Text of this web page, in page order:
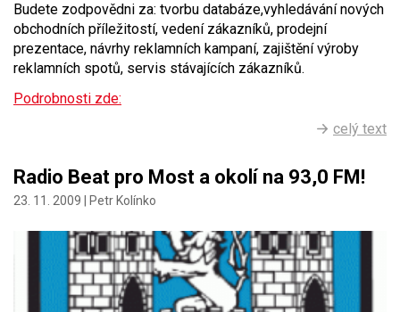
Budete zodpovědni za: tvorbu databáze,vyhledávání nových
obchodních příležitostí, vedení zákazníků, prodejní
prezentace, návrhy reklamních kampaní, zajištění výroby
reklamních spotů, servis stávajících zákazníků.
Podrobnosti zde:
celý text
Radio Beat pro Most a okolí na 93,0 FM!
23. 11. 2009 | Petr Kolínko